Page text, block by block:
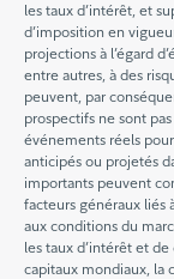
les taux d’intérêt, et
d’imposition en
projections à l’égard
entre autres, à des
peuvent, par
prospectifs ne sont
événements réels
anticipés ou projetés
importants peuvent
facteurs généraux liés
aux conditions du
les taux d’intérêt et
capitaux mondiaux, la